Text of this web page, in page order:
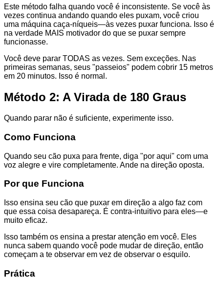
Este método falha quando você é inconsistente. Se você às
vezes continua andando quando eles puxam, você criou
uma máquina caça-níqueis—às vezes puxar funciona. Isso é
na verdade MAIS motivador do que se puxar sempre
funcionasse.
Você deve parar TODAS as vezes. Sem exceções. Nas
primeiras semanas, seus "passeios" podem cobrir 15 metros
em 20 minutos. Isso é normal.
Método 2: A Virada de 180 Graus
Quando parar não é suficiente, experimente isso.
Como Funciona
Quando seu cão puxa para frente, diga "por aqui" com uma
voz alegre e vire completamente. Ande na direção oposta.
Por que Funciona
Isso ensina seu cão que puxar em direção a algo faz com
que essa coisa desapareça. É contra-intuitivo para eles—e
muito eficaz.
Isso também os ensina a prestar atenção em você. Eles
nunca sabem quando você pode mudar de direção, então
começam a te observar em vez de observar o esquilo.
Prática